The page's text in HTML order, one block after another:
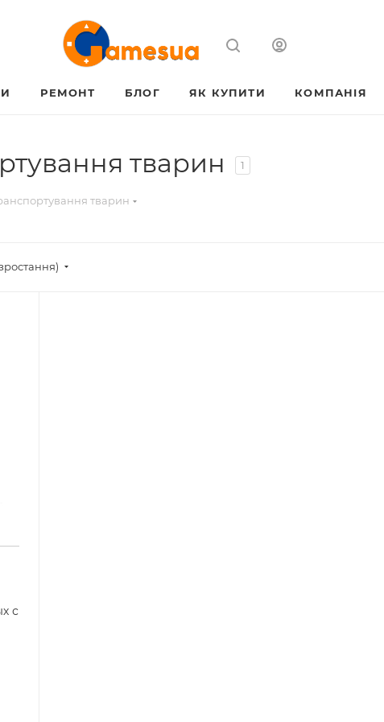
РЕМОНТ БЛОГ ЯК КУПИТИ КОМПАНІЯ
тварин 1
тварин
с